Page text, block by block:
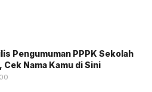
Pengumuman PPPK Sekolah
Nama Kamu di Sini